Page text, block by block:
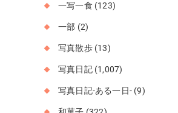
一写一食 (123)
一部 (2)
写真散歩(13)
写真日記(1,007)
写真日記-ある一日- (9)